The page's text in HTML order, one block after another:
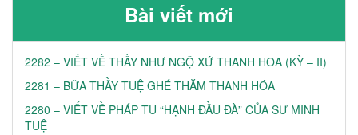
Bài viết mới
2282 – VIẾT VỀ THẦY NHƯ NGỘ XỨ THANH HOA (KỲ – II)
2281 – BỮA THẦY TUỆ GHÉ THĂM THANH HÓA
2280 – VIẾT VỀ PHÁP TU “HẠNH ĐẦU ĐÀ” CỦA SƯ MINH
TUỆ